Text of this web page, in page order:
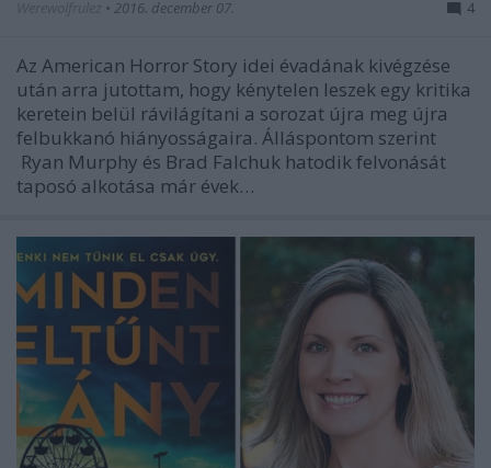
• 2016. december 07. 4
Az American Horror Story idei évadának kivégzése
után arra jutottam, hogy kénytelen leszek egy kritika
keretein belül rávilágítani a sorozat újra meg újra
felbukkanó hiányosságaira. Álláspontom szerint
Ryan Murphy és Brad Falchuk hatodik felvonását
taposó alkotása már évek…